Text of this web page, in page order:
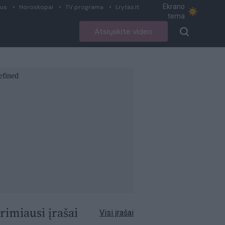
Horoskopai TV programa Lrytas.lt
Ekrano
tema
Atsiųskite video
įrašai Visi įrašai